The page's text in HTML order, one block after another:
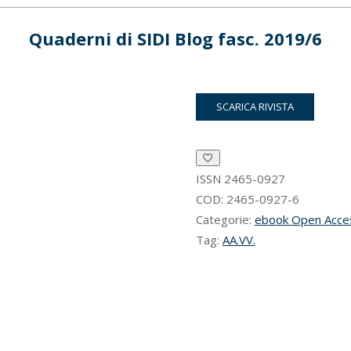
Quaderni di SIDI Blog fasc. 2019/6
SCARICA RIVISTA
ISSN 2465-0927
COD: 2465-0927-6
Categorie: ebook Open
Tag: AA.VV.